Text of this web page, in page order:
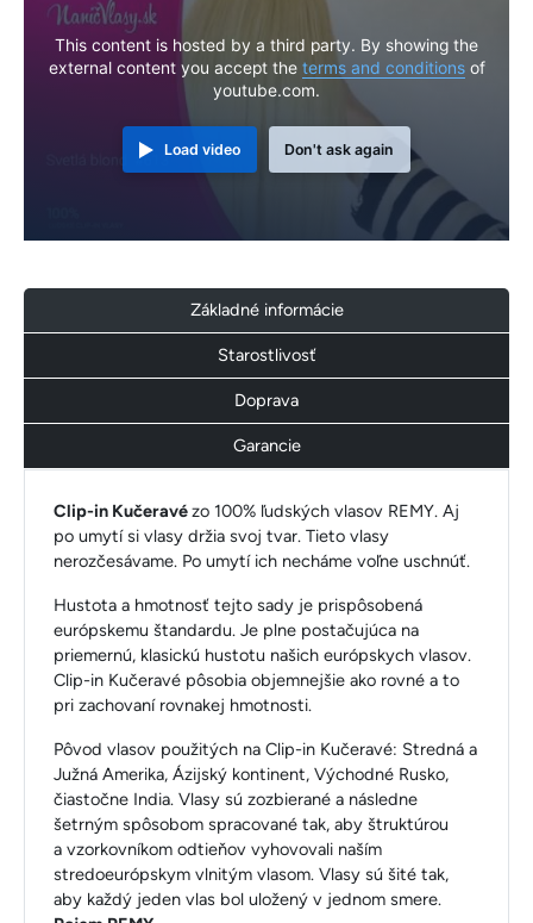
This content is hosted by a third party. By showing the
external content you accept the terms and conditionsof
youtube.com.
Load video Don't ask again
Základné informácie
Starostlivosť
Doprava
Garancie
Clip-in Kučeravézo 100% ľudských vlasov REMY. Aj
po umytí si vlasy držia svoj tvar. Tieto vlasy
nerozčesávame. Po umytí ich necháme voľne uschnúť.
Hustota a hmotnosť tejto sady je prispôsobená
európskemu štandardu. Je plne postačujúca na
priemernú, klasickú hustotu našich európskych vlasov.
Clip-in Kučeravé pôsobia objemnejšie ako rovné a to
pri zachovaní rovnakej hmotnosti.
Pôvod vlasov použitých na Clip-in Kučeravé: Stredná a
Južná Amerika, Ázijský kontinent, Východné Rusko,
čiastočne India. Vlasy sú zozbierané a následne
šetrným spôsobom spracované tak, aby štruktúrou
a vzorkovníkom odtieňov vyhovovali naším
stredoeurópskym vlnitým vlasom. Vlasy sú šité tak,
aby každý jeden vlas bol uložený v jednom smere.